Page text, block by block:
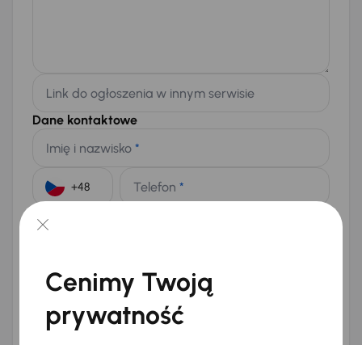
Link do ogłoszenia w innym serwisie
Dane kontaktowe
Imię i nazwisko *
Telefon *
E-mail
Na numer telefonu (opcjonalnie)
Wyślij zapytanie
Cenimy Twoją
prywatność